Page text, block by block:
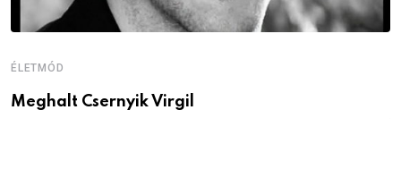
ÉLETMÓD
Meghalt Csernyik Virgil